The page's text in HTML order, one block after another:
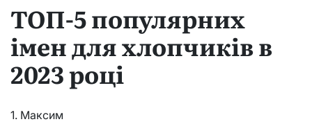
ТОП-5 популярних
імен для хлопчиків в
2023 році
1. Максим